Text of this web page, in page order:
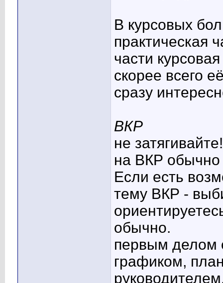
В курсовых
практическая
части
скорее всего
сразу
ВКР
не затягивайте!
на ВКР обычно
Если есть
тему ВКР -
обычно.
первым делом
графиком,